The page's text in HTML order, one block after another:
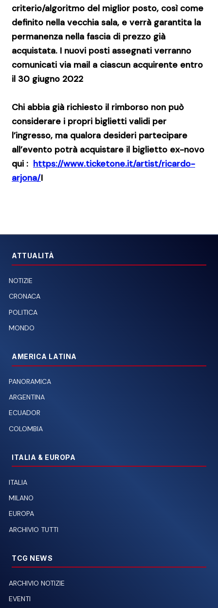
criterio/algoritmo del miglior posto, così come
definito nella vecchia sala, e verrà garantita la
permanenza nella fascia di prezzo già
acquistata. I nuovi posti assegnati verranno
comunicati via mail a ciascun acquirente entro
il 30 giugno 2022
Chi abbia già richiesto il rimborso non può
considerare i propri biglietti validi per
l’ingresso, ma qualora desideri partecipare
all’evento potrà acquistare il biglietto ex-novo
qui : https://www.ticketone.it/artist/ricardo-
arjona/I
ATTUALITÀ
NOTIZIE
CRONACA
POLITICA
MONDO
AMERICA LATINA
PANORAMICA
ARGENTINA
ECUADOR
COLOMBIA
ITALIA & EUROPA
ITALIA
MILANO
EUROPA
ARCHIVIO TUTTI
TCG NEWS
ARCHIVIO NOTIZIE
EVENTI